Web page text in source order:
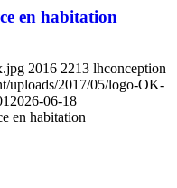
en habitation
2016 2213 lhconception
uploads/2017/05/logo-OK-
2026-06-18
en habitation